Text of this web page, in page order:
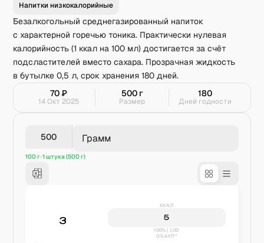
Напитки низкокалорийные
Безалкогольный среднегазированный напиток
с характерной горечью тоника. Практически нулевая
калорийность (1 ккал на 100 мл) достигается за счёт
подсластителей вместо сахара. Прозрачная жидкость
в бутылке 0,5 л, срок хранения 180 дней.
70₽
14 Окт 2025
500г
Размер
180
Дней годности
Грамм
100 г 1 штука (500 г)
3
ККАЛ
5
100% | 1,00
0% АУП*